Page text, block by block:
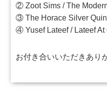
②Zoot Sims / The
③The Horace Silver
④Yusef Lateef / Lateef
お付き合いいただきあり